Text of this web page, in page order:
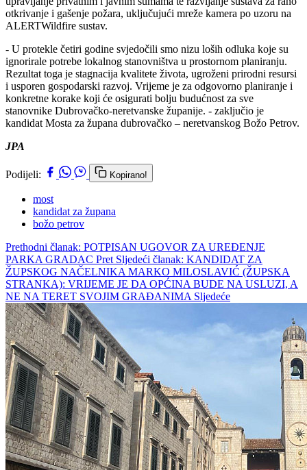
otkrivanje i gašenje požara, uključujući mreže kamera po uzoru na
ALERTWildfire sustav.
- U protekle četiri godine svjedočili smo nizu loših odluka koje su
ignorirale potrebe lokalnog stanovništva u prostornom planiranju.
Rezultat toga je stagnacija kvalitete života, ugroženi prirodni resursi
i usporen gospodarski razvoj. Vrijeme je za odgovorno planiranje i
konkretne korake koji će osigurati bolju budućnost za sve
stanovnike Dubrovačko-neretvanske županije. - zaključio je
kandidat Mosta za župana dubrovačko – neretvanskog Božo Petrov.
JPA
Podijeli: Kopirano!
most
kandidat za župana
božo petrov
Prethodni članak: POTPISAN UGOVOR ZA UREĐENJE
PARKA GRADAC Pret Sljedeći članak: KANDIDAT ZA
ŽUPSKOG NAČELNIKA MARKO MILOSLAVIĆ (ŽUPSKA
STRANKA): VRIJEME JE DA OPĆINA BUDE NA USLUZI, A
NE NA TERET SVOJIM GRAĐANIMA Sljedeće